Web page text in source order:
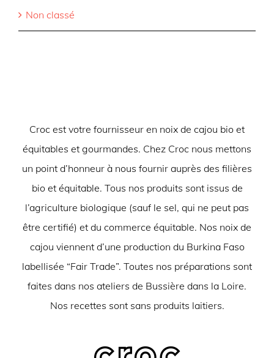
Non classé
Croc est votre fournisseur en noix de cajou bio et
équitables et gourmandes. Chez Croc nous mettons
un point d’honneur à nous fournir auprès des filières
bio et équitable. Tous nos produits sont issus de
l’agriculture biologique (sauf le sel, qui ne peut pas
être certifié) et du commerce équitable. Nos noix de
cajou viennent d’une production du Burkina Faso
labellisée “Fair Trade”. Toutes nos préparations sont
faites dans nos ateliers de Bussière dans la Loire.
Nos recettes sont sans produits laitiers.